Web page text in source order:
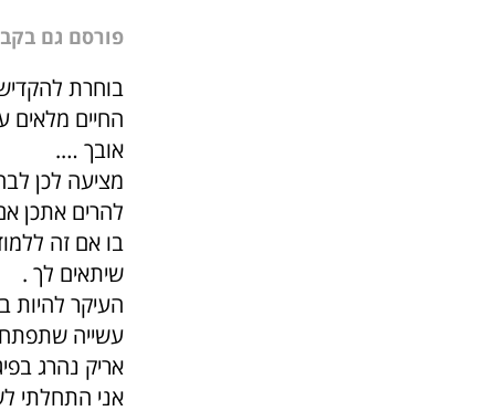
פורסם גם
בוחרת
החיים מלאים
אובך ….
מציעה לכן
להרים אתכן
בו אם זה
שיתאים לך .
העיקר להיות
עשייה שתפתח
אריק נהרג בפיגוע